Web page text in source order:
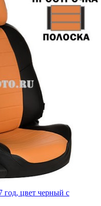
год, цвет черный с